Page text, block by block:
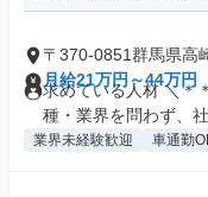
〒370-0851群馬県高
月給21万円～44万円
求めている人材 ＼＊
種・業界を問わず、社
業界未経験歓迎 車通勤